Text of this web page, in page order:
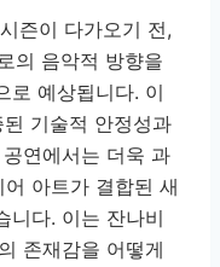
즌이 다가오기 전,
의 음악적 방향을
로 예상됩니다. 이
기술적 안정성과
연에서는 더욱 과
아트가 결합된 새
니다. 이는 잔나비
존재감을 어떻게